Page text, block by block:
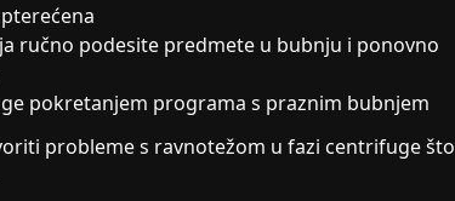
ručno podesite predmete u bubnju i ponovno
pokretanjem programa s praznim bubnjem
probleme s ravnotežom u fazi centrifuge što